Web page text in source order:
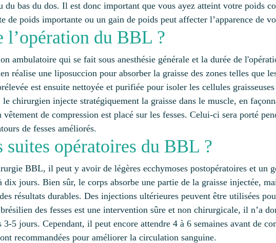
du bas du dos. Il est donc important que vous ayez atteint votre poids
de poids importante ou un gain de poids peut affecter l’apparence de
l’opération du BBL ?
qui se fait sous anesthésie générale et la durée de
réalise une liposuccion pour absorber la graisse des zones telles que
est ensuite nettoyée et purifiée pour isoler les cellules
chirurgien injecte stratégiquement la graisse dans le muscle, en
de compression est placé sur les fesses. Celui-ci sera porté
de fesses améliorés.
suites opératoires du BBL ?
BBL, il peut y avoir de légères ecchymoses postopératoires et un
jours. Bien sûr, le corps absorbe une partie de la graisse injectée,
résultats durables. Des injections ultérieures peuvent être utilisées
des fesses est une intervention sûre et non chirurgicale, il n’a
5 jours. Cependant, il peut encore attendre 4 à 6 semaines avant de
recommandées pour améliorer la circulation sanguine.